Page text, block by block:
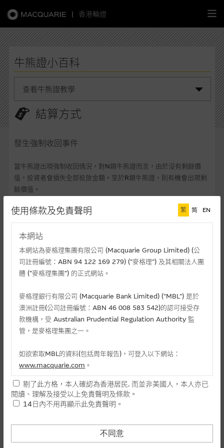
| 香港輪證
主頁
牛熊證
選股攻略
麥格理投資教室
會員專區
關於我們
牛熊證小百科
查看牛熊證教學
牛熊證是什麼?
選擇牛熊證三部曲
相關資產價格越近收回價的後果
牛熊證價格的組成及影響價格因素
結算方式
發生強制收回事件
當牛熊證出現強制收回情況，對N類牛熊證而言，由於沒有剩餘價
值，投資者會損失全部投放金額。至於R類牛熊證，則有機會出現剩
餘價值。
牛證剩餘價值 = (察期內相關資產最低價格－行使價) / 換股比率
= (行使價 - 察期內相關資產最高價格) / 換股比率
所謂觀察期是指當牛熊證被強制收回後，至下一個交易時段內，以相
關資產價格的最低價（牛證）或最高價（熊證）作為結算價。假設某
牛熊證在下午交易時段被強制收回，觀察期將由該牛熊證被強制收回
後，直至翌日上午收市為止。
下（牛證）或升至行使價或以上（熊證），R類牛熊證會出現沒有任
何剩餘價值的情況。
若牛熊證於到期日前沒有被強制收回，而投資者持貨至到期日為止，
則可參考下文計算牛熊證結算價。
牛證結算公式 = (結算價#- 行使價) / 換股比率
熊證結算公式
= (行使價- 結算價#) / 換股比率
# 指數牛熊證結算價為相關資產於計價日(即指數牛熊證到期日)每5分
使用條款及免責聲明 繁 简 EN
本網站
本網站為麥格理集團有限公司 (Macquarie Group Limited) (公
司註冊編號：ABN 94 122 169 279) (”麥格理”) 及其相關法人團
體 (”麥格理集團”) 的正式網站。
麥格理銀行有限公司 (Macquarie Bank Limited) ("MBL") 是於
澳洲註冊(公司註冊編號：ABN 46 008 583 542)的認可接受存
款機構，受 Australian Prudential Regulation Authority 監
管，是麥格理集團之一。
如欲索取MBL的資料(包括周年報告)，可登入以下網站：
www.macquarie.com 。
本網站所載資料會隨時更改，而不作另行通知，如閣下欲取麥格
理的資料，可直接聯絡本集團職員。
民使用，並不提供或發售予美國人。本網站內容無意要約或唆使
閣下購買證券、基金單位或其他投資工具(不論在參考條款上或在
剔了此方格，本人確認為香港居民. 而並非美國人，本人亦已
閱讀、理解及接受以上免責聲明及條款。
14日內不用再顯示此免責聲明。
不同意